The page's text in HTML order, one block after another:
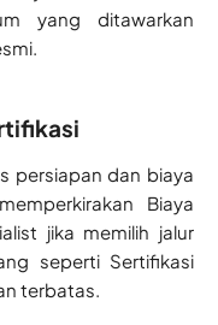
yang ditawarkan
persiapan dan biaya
Biaya
jika memilih jalur
seperti Sertifikasi
terbatas.